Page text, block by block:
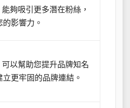
能夠吸引更多潛在粉絲，
的影響力。
可以幫助您提升品牌知名
立更牢固的品牌連結。